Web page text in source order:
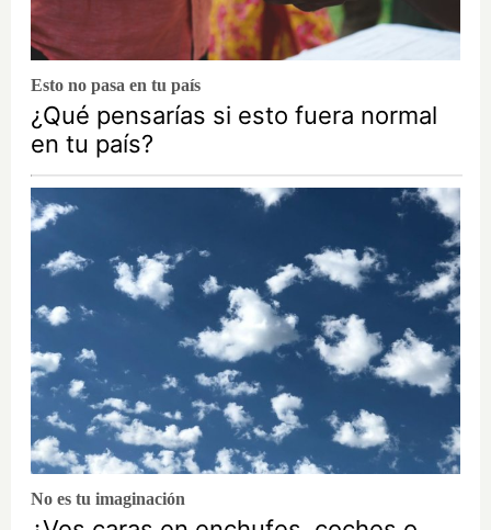
Esto no pasa en tu país
¿Qué pensarías si esto fuera normal
en tu país?
No es tu imaginación